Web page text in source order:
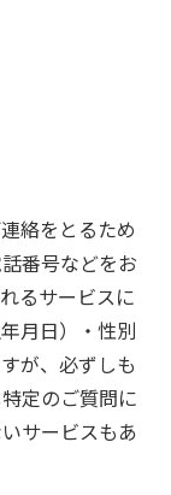
絡をとるため
番号などをお
るサービスに
月日）・性別
が、必ずしも
定のご質問に
サービスもあ